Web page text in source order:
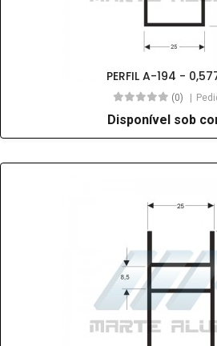
PERFIL A-194 -
(0)
Disponível sob